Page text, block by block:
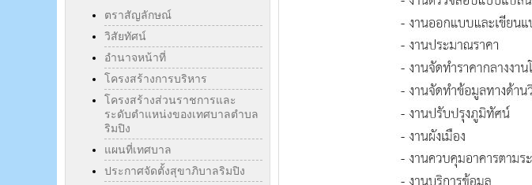
ตราสัญลักษณ์
วิสัยทัศน์
อำนาจหน้าที่
โครงสร้างการบริหาร
โครงสร้างส่วนราชการและ
ระดับตำแหน่งของเทศบาลตำบล
ริมปิง
แผนที่เทศบาล
ประกาศจัดตั้งสุขาภิบาลริมปิง